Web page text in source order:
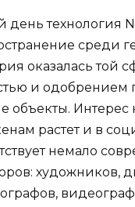
день технология
среди
оказалась той
и одобрением
объекты. Интерес
растет и в
немало
художников,